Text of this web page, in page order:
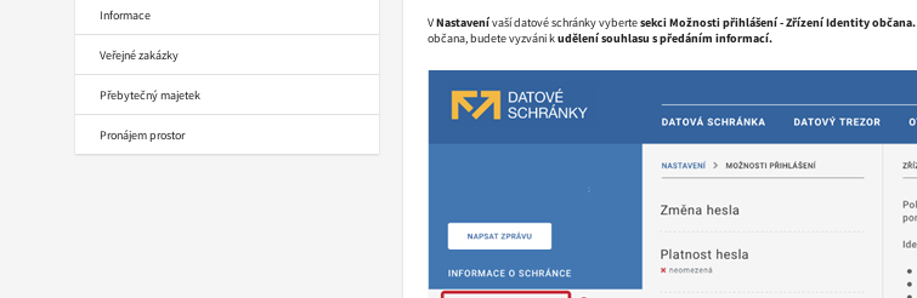
Informace
Veřejné zakázky
Přebytečný majetek
Pronájem prostor
VNastavenívaší datové schránky vybertesekci Možnosti přihlášení - Zřízení Identity občana.
občana, budete vyzváni kudělení souhlasu s předáním informací.